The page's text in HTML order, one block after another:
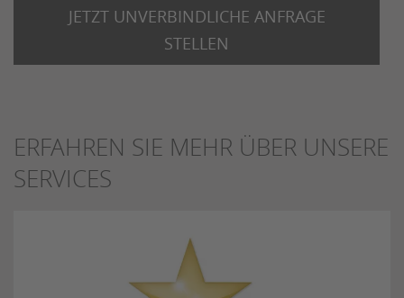
JETZT UNVERBINDLICHE ANFRAGE
STELLEN
ERFAHREN SIE MEHR ÜBER UNSERE
SERVICES